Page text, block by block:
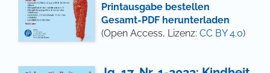
Printausgabe bestellen
Gesamt-PDF herunterladen
(Open Access, Lizenz: CC BY 4.0)